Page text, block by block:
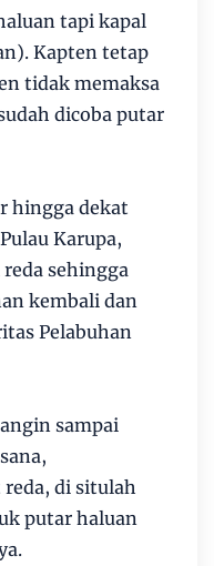
tapi kapal
Kapten tetap
tidak memaksa
dicoba putar
hingga dekat
Karupa,
sehingga
kembali dan
Pelabuhan
sampai
di situlah
putar haluan